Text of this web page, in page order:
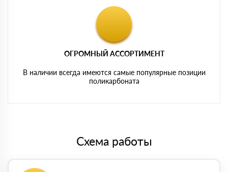
ОГРОМНЫЙ АССОРТИМЕНТ
В наличии всегда имеются самые популярные позиции
поликарбоната
Схема работы